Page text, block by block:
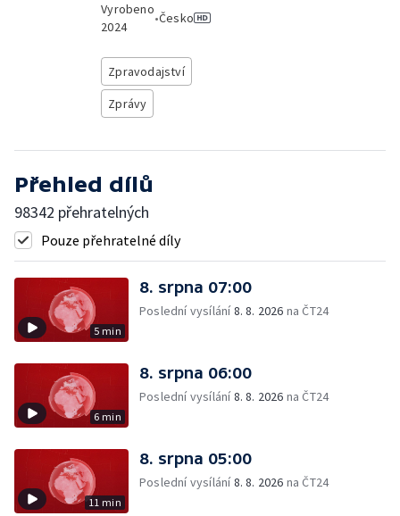
Vyrobeno
2024
•Česko
Zpravodajství
Zprávy
Přehled dílů
98342 přehratelných
Pouze přehratelné díly
5 min
8. srpna 07:00
Poslední vysílání8. 8. 2026 na ČT24
6 min
8. srpna 06:00
Poslední vysílání8. 8. 2026 na ČT24
11 min
8. srpna 05:00
Poslední vysílání8. 8. 2026 na ČT24